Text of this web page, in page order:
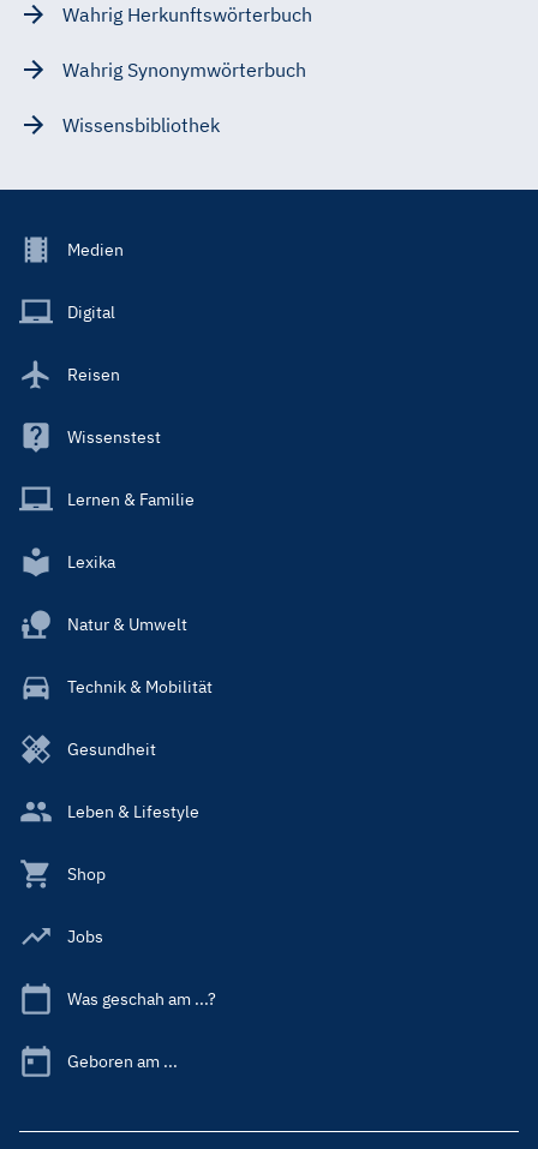
Wahrig Herkunftswörterbuch
Wahrig Synonymwörterbuch
Wissensbibliothek
Footer
Main
Medien
Digital
Reisen
Wissenstest
Lernen & Familie
Lexika
Natur & Umwelt
Technik & Mobilität
Gesundheit
Leben & Lifestyle
Shop
Jobs
Was geschah am ...?
Geboren am ...